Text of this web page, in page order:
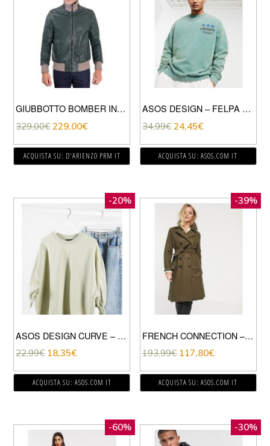
GIUBBOTTO BOMBER IN PELLE VERDE EFFETTO VINTAGE
329,00€ 229,00€
ACQUISTA SU: D'ARIENZO PRM IT
ASOS DESIGN – FELPA COMODA VERDE CHIARO LAVAGGIO ACIDO CON STAMPA “LIBERATE” SUL PETTO
34,99€ 24,45€
ACQUISTA SU: ASOS.COM IT
-20%
ASOS DESIGN CURVE – FELPA SQUADRATA CON MANICHE AMPIE VERDE OLIVA
22,99€ 18,35€
ACQUISTA SU: ASOS.COM IT
-39%
FRENCH CONNECTION – TRENCH IN MISTO LANA MELTON KAKI-VERDE
193,99€ 117,80€
ACQUISTA SU: ASOS.COM IT
-60% -30%